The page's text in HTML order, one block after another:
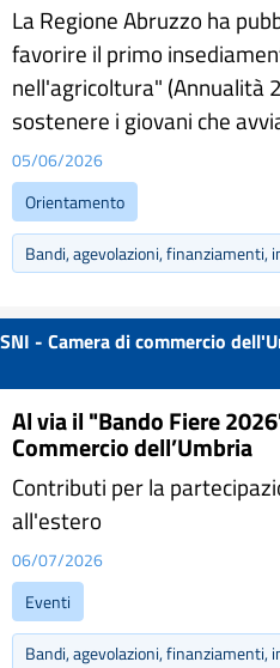
La Regione Abruzzo ha
favorire il primo
nell'agricoltura" (Annualità
sostenere i giovani che
05/06/2026
Orientamento
Bandi, agevolazioni, finanziamenti,
SNI - Camera di commercio
Al via il "Bando Fiere
Commercio dell’Umbria
Contributi per la
all'estero
06/07/2026
Eventi
Bandi, agevolazioni, finanziamenti,